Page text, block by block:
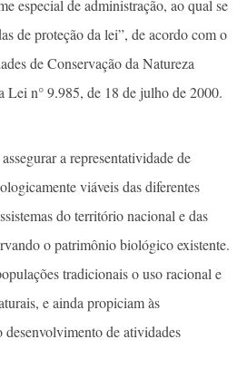
especial de administração, ao qual se
de proteção da lei”, de acordo com o
de Conservação da Natureza
Lei n° 9.985, de 18 de julho de 2000.
a representatividade de
viáveis das diferentes
do território nacional e das
o patrimônio biológico existente.
tradicionais o uso racional e
e ainda propiciam às
de atividades